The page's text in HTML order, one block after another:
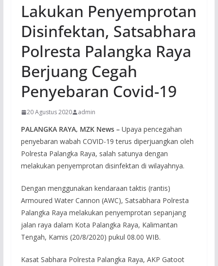
Lakukan Penyemprotan
Disinfektan, Satsabhara
Polresta Palangka Raya
Berjuang Cegah
Penyebaran Covid-19
20 Agustus 2020 admin
PALANGKA RAYA, MZK News – Upaya pencegahan
penyebaran wabah COVID-19 terus diperjuangkan oleh
Polresta Palangka Raya, salah satunya dengan
melakukan penyemprotan disinfektan di wilayahnya.
Dengan menggunakan kendaraan taktis (rantis)
Armoured Water Cannon (AWC), Satsabhara Polresta
Palangka Raya melakukan penyemprotan sepanjang
jalan raya dalam Kota Palangka Raya, Kalimantan
Tengah, Kamis (20/8/2020) pukul 08.00 WIB.
Kasat Sabhara Polresta Palangka Raya, AKP Gatoot